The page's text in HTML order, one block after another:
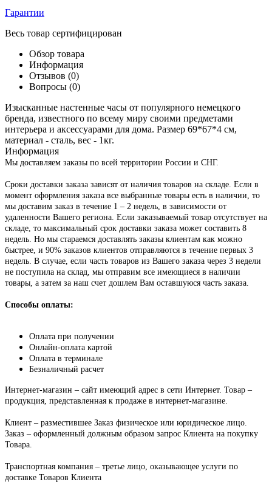
Гарантии
Весь товар сертифицирован
Обзор товара
Информация
Отзывов (0)
Вопросы (0)
Изысканные настенные часы от популярного немецкого
бренда, известного по всему миру своими предметами
интерьера и аксессуарами для дома. Размер 69*67*4 см,
материал - сталь, вес - 1кг.
Информация
Мы доставляем заказы по всей территории России и СНГ.
Сроки доставки заказа зависят от наличия товаров на складе. Если в
момент оформления заказа все выбранные товары есть в наличии, то
мы доставим заказ в течение 1 – 2 недель, в зависимости от
удаленности Вашего региона. Если заказываемый товар отсутствует на
складе, то максимальный срок доставки заказа может составить 8
недель. Но мы стараемся доставлять заказы клиентам как можно
быстрее, и 90% заказов клиентов отправляются в течение первых 3
недель. В случае, если часть товаров из Вашего заказа через 3 недели
не поступила на склад, мы отправим все имеющиеся в наличии
товары, а затем за наш счет дошлем Вам оставшуюся часть заказа.
Способы оплаты:
Оплата при получении
Онлайн-оплата картой
Оплата в терминале
Безналичный расчет
Интернет-магазин – сайт имеющий адрес в сети Интернет. Товар –
продукция, представленная к продаже в интернет-магазине.
Клиент – разместившее Заказ физическое или юридическое лицо.
Заказ – оформленный должным образом запрос Клиента на покупку
Товара.
Транспортная компания – третье лицо, оказывающее услуги по
доставке Товаров Клиента